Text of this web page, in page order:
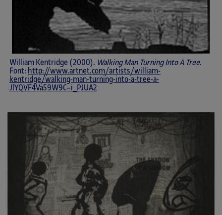
William Kentridge (2000). Walking Man Turning Into A Tree.
Font: http://www.artnet.com/artists/william-
kentridge/walking-man-turning-into-a-tree-a-
JlYQVF4Va59W9C–i_PJUA2